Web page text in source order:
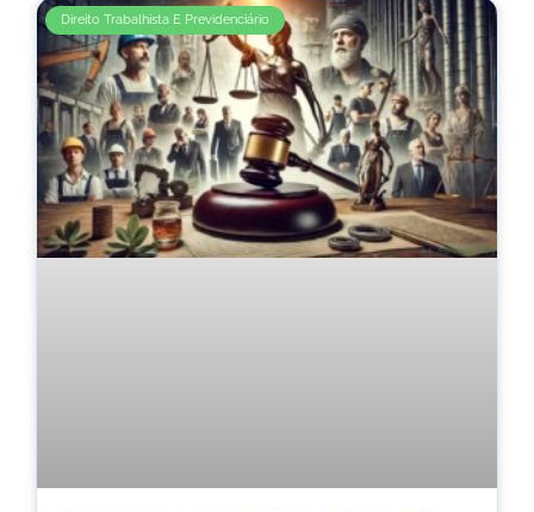
Direito Trabalhista E Previdenciário